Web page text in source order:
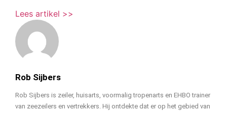
Rob Sijbers
Rob Sijbers is zeiler, huisarts, voormalig tropenarts en EHBO trainer
van zeezeilers en vertrekkers. Hij ontdekte dat er op het gebied van
Lees artikel >>